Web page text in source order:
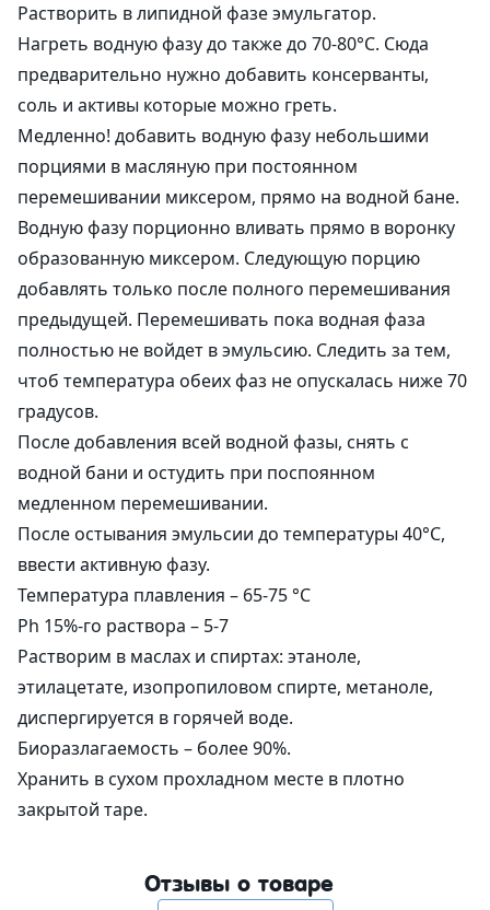
Растворить в липидной фазе эмульгатор.
Нагреть водную фазу до также до 70-80°С. Сюда
предварительно нужно добавить консерванты,
соль и активы которые можно греть.
Медленно! добавить водную фазу небольшими
порциями в масляную при постоянном
перемешивании миксером, прямо на водной бане.
Водную фазу порционно вливать прямо в воронку
образованную миксером. Следующую порцию
добавлять только после полного перемешивания
предыдущей. Перемешивать пока водная фаза
полностью не войдет в эмульсию. Следить за тем,
чтоб температура обеих фаз не опускалась ниже 70
градусов.
После добавления всей водной фазы, снять с
водной бани и остудить при поспоянном
медленном перемешивании.
После остывания эмульсии до температуры 40°С,
ввести активную фазу.
Температура плавления – 65-75 °С
Ph 15%-го раствора – 5-7
Растворим в маслах и спиртах: этаноле,
этилацетате, изопропиловом спирте, метаноле,
диспергируется в горячей воде.
Биоразлагаемость – более 90%.
Хранить в сухом прохладном месте в плотно
закрытой таре.
Отзывы о товаре